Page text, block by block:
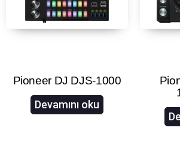
Pioneer DJ DJS-1000
Devamını oku